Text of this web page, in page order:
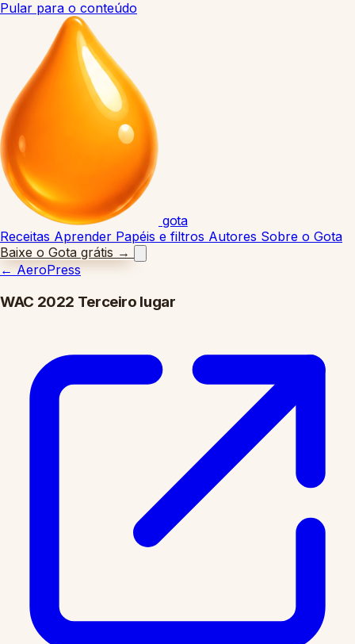
Pular para o conteúdo
gota
Receitas Aprender Papéis e filtros Autores Sobre o Gota
Baixe o Gota grátis →
← AeroPress
WAC 2022 Terceiro lugar